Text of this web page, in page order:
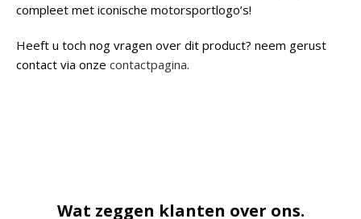
compleet met iconische motorsportlogo’s!
Heeft u toch nog vragen over dit product? neem gerust
contact via onze contactpagina.
Wat zeggen klanten over ons.